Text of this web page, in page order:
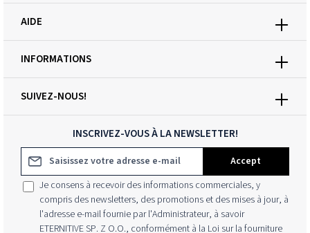
INSCRIVEZ-VOUS À LA NEWSLETTER!
Adresse e-mail*
Accept
Je consens à recevoir des informations commerciales, y
compris des newsletters, des promotions et des mises à jour, à
l'adresse e-mail fournie par l'Administrateur, à savoir
ETERNITIVE SP. Z O.O., conformément à la Loi sur la fourniture
SUIVEZ-NOUS!
AIDE
INFORMATIONS